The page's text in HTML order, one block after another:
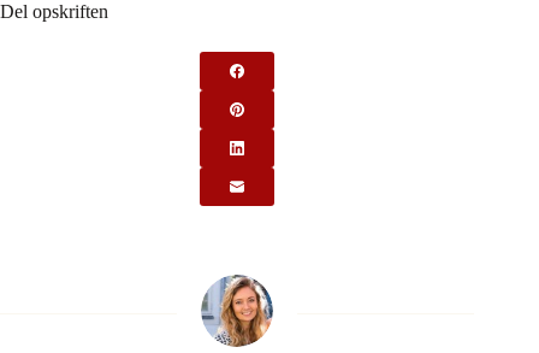
Del opskriften